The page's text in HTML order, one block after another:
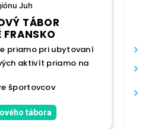
Juh
TÁBOR
FRANSKO
priamo pri ubytovaní
aktivít priamo na
športovcov
tábora